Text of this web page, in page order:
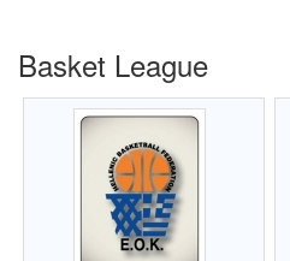
Basket League